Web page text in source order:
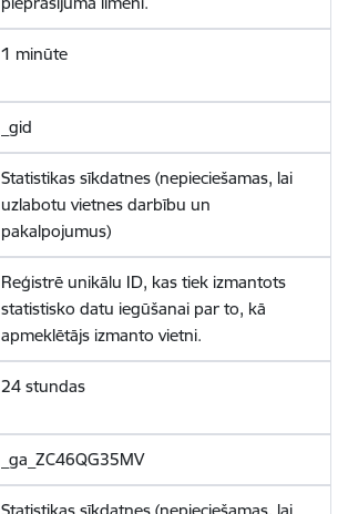
1 minūte
_gid
Statistikas sīkdatnes (nepieciešamas, lai
uzlabotu vietnes darbību un
pakalpojumus)
Reģistrē unikālu ID, kas tiek izmantots
statistisko datu iegūšanai par to, kā
apmeklētājs izmanto vietni.
24 stundas
_ga_ZC46QG35MV